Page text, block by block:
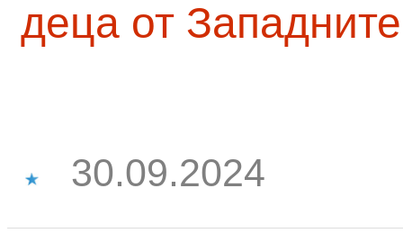
деца от
30.09.2024